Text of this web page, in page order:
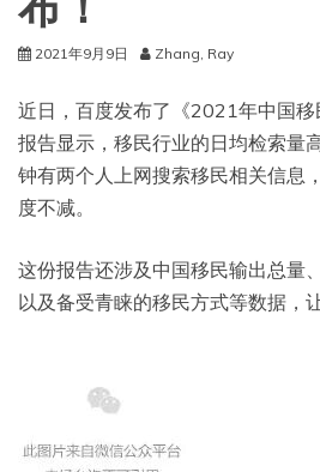
2021年9月9日 Zhang, Ray
近日，百度发布了《2021年中国
报告显示，移民行业的日均检索量
钟有两个人上网搜索移民相关信息
度不减。
这份报告还涉及中国移民输出总量
以及备受青睐的移民方式等数据，